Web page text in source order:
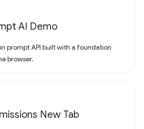
AI Demo
prompt API built with a foundation
browser.
New Tab